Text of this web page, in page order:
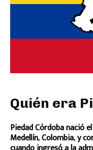
Quién era
Piedad Córdoba nació
Medellín, Colombia, y